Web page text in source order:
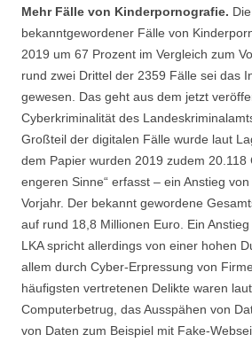
Mehr Fälle von Kinderpornografie.
bekanntgewordener Fälle von
2019 um 67 Prozent im Vergleich zum
rund zwei Drittel der 2359 Fälle sei das
gewesen. Das geht aus dem jetzt
Cyberkriminalität des
Großteil der digitalen Fälle wurde laut
dem Papier wurden 2019 zudem 20.118
engeren Sinne“ erfasst – ein Anstieg
Vorjahr. Der bekannt gewordene
auf rund 18,8 Millionen Euro. Ein
LKA spricht allerdings von einer hohen
allem durch Cyber-Erpressung von
häufigsten vertretenen Delikte waren
Computerbetrug, das Ausspähen von
von Daten zum Beispiel mit Fake-